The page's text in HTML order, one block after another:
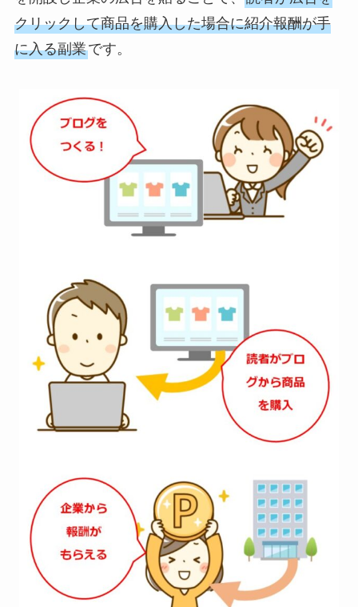
クリックして商品を購入した場合に紹介報酬が手
に入る副業です。